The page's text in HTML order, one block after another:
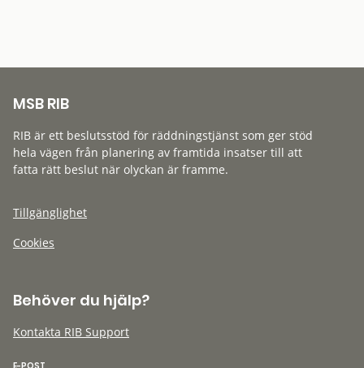
MSB RIB
RIB är ett beslutsstöd för räddningstjänst som ger stöd
hela vägen från planering av framtida insatser till att
fatta rätt beslut när olyckan är framme.
Tillgänglighet
Cookies
Behöver du hjälp?
Kontakta RIB Support